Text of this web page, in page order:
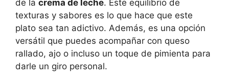
de la crema de leche. Este equilibrio de
texturas y sabores es lo que hace que este
plato sea tan adictivo. Además, es una opción
versátil que puedes acompañar con queso
rallado, ajo o incluso un toque de pimienta para
darle un giro personal.